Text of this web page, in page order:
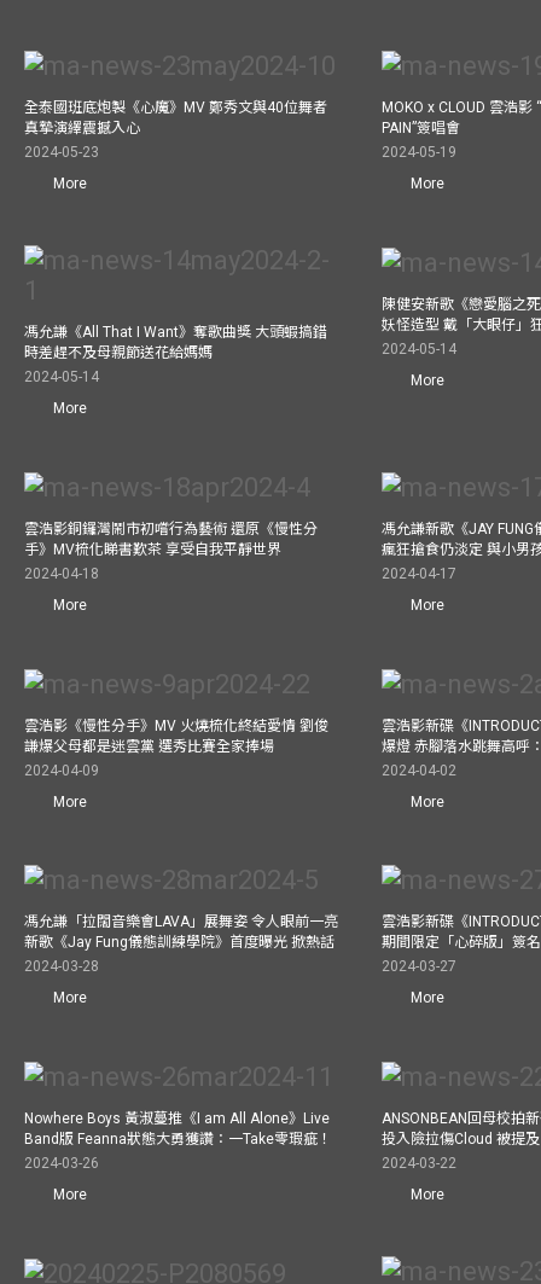
全泰國班底炮製《心魔》MV 鄭秀文與40位舞者
真摯演繹震撼入心
2024-05-23
More
MOKO x CLOUD 雲浩影
PAIN”簽唱會
2024-05-19
More
馮允謙《All That I Want》奪歌曲獎 大頭蝦搞錯
時差趕不及母親節送花給媽媽
2024-05-14
More
陳健安新歌《戀愛腦之
妖怪造型 戴「大眼仔」
2024-05-14
More
雲浩影銅鑼灣鬧市初嚐行為藝術 還原《慢性分
手》MV梳化睇書歎茶 享受自我平靜世界
2024-04-18
More
馮允謙新歌《JAY
瘋狂搶食仍淡定 與小男
2024-04-17
More
雲浩影《慢性分手》MV 火燒梳化終結愛情 劉俊
謙爆父母都是迷雲黨 選秀比賽全家捧場
2024-04-09
More
雲浩影新碟《
爆燈 赤腳落水跳舞高呼
2024-04-02
More
馮允謙「拉闊音樂會LAVA」展舞姿 令人眼前一亮
新歌《Jay Fung儀態訓練學院》首度曝光 掀熱話
2024-03-28
More
雲浩影新碟《
期間限定「心碎版」簽
2024-03-27
More
Nowhere Boys 黃淑蔓推《I am All Alone》Live
Band版 Feanna狀態大勇獲讚：一Take零瑕疵！
2024-03-26
More
ANSONBEAN回母校拍
投入險拉傷Cloud 被提
2024-03-22
More